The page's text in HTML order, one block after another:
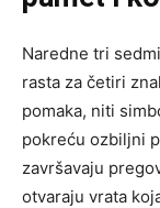
Naredne tri
rasta za četiri
pomaka, niti
pokreću ozbiljni
završavaju
otvaraju vrata